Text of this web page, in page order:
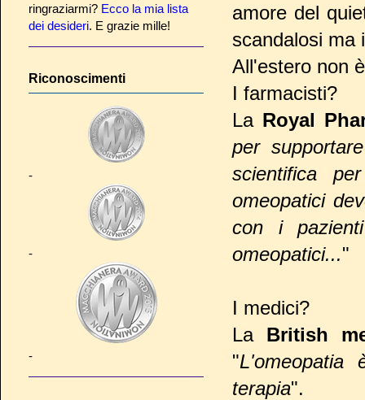
amore del
scandalosi ma
All'estero non
I farmacisti?
La Royal
per
scientifica
omeopatici
con i
omeopatici..."
I medici?
La British
"L'omeopatia
terapia".
ringraziarmi? Ecco la mia lista
dei desideri. E grazie mille!
Riconoscimenti
-
-
-